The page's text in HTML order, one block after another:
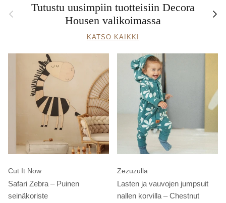
EdellinenTutustu uusimpiin tuotteisiin Decora
Housen valikoimassa
KATSO KAIKKI
Cut It Now
Safari Zebra – Puinen
seinäkoriste
Zezuzulla
Lasten ja vauvojen jumpsuit
nallen korvilla – Chestnut